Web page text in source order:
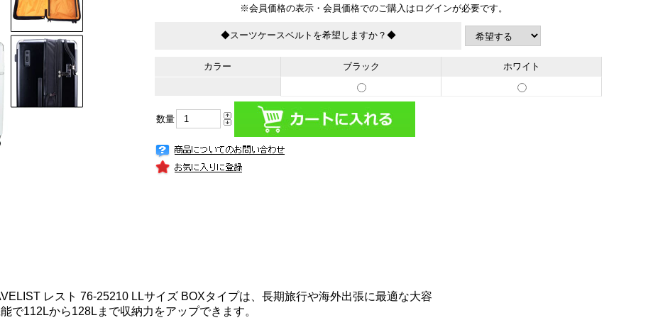
◆スーツケースベルトを希望しますか？◆
カラー ブラック ホワイト
数量
レスト 76-25210 LLサイズ BOXタイプは、長期旅行や海外出張に最適な大容
で112Lから128Lまで収納力をアップできます。